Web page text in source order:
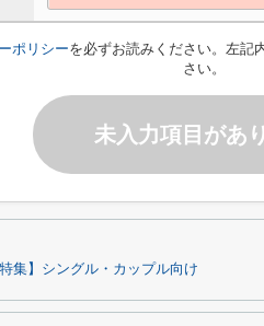
ポリシーを必ずお読みください。左記
さい。
未入力項目があ
特集】シングル・カップル向け